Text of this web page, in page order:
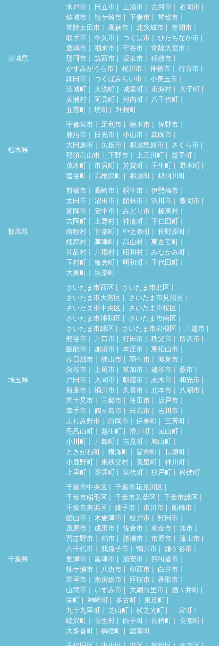
茨城県
水戸市 日立市 土浦市 古河市
石岡市
結城市
龍ケ崎市 下妻市
常総市
常陸太田市
高萩市 北茨城市
笠間市
取手市
牛久市 つくば市
ひたちなか市
鹿嶋市
潮来市 守谷市
常陸大宮市
那珂市
筑西市 坂東市
稲敷市
かすみがうら市
桜川市 神栖市
行方市
鉾田市
つくばみらい市
小美玉市
茨城町
大洗町 城里町 東海村
大子町
美浦村
阿見町 河内町
八千代町
五霞町
境町 利根町
栃木県
宇都宮市 足利市 栃木市
佐野市
鹿沼市
日光市 小山市
真岡市
大田原市
矢板市 那須塩原市
さくら市
那須烏山市
下野市 上三川町
益子町
茂木町
市貝町 芳賀町 壬生町
野木町
塩谷町
高根沢町 那須町 那珂川町
群馬県
前橋市 高崎市 桐生市
伊勢崎市
太田市
沼田市 館林市 渋川市
藤岡市
富岡市
安中市 みどり市
榛東村
吉岡町
上野村 神流町
下仁田町
南牧村
甘楽町 中之条町
長野原町
嬬恋村
草津町 高山村
東吾妻町
片品村
川場村 昭和村
みなかみ町
玉村町
板倉町 明和町
千代田町
大泉町
邑楽町
埼玉県
さいたま市西区
さいたま市北区
さいたま市大宮区
さいたま市見沼区
さいたま市中央区
さいたま市桜区
さいたま市浦和区
さいたま市南区
さいたま市緑区
さいたま市岩槻区
川越市
熊谷市
川口市 行田市 秩父市
所沢市
飯能市
加須市 本庄市
東松山市
春日部市
狭山市 羽生市
鴻巣市
深谷市
上尾市 草加市 越谷市
蕨市
戸田市
入間市 朝霞市 志木市
和光市
新座市
桶川市 久喜市 北本市
八潮市
富士見市
三郷市 蓮田市
坂戸市
幸手市
鶴ヶ島市 日高市
吉川市
ふじみ野市
白岡市 伊奈町
三芳町
毛呂山町
越生町 滑川町
嵐山町
小川町
川島町 吉見町
鳩山町
ときがわ町
横瀬町 皆野町
長瀞町
小鹿野町
東秩父村 美里町
神川町
上里町
寄居町 宮代町 杉戸町 松伏町
千葉県
千葉市中央区
千葉市花見川区
千葉市稲毛区
千葉市若葉区
千葉市緑区
千葉市美浜区
銚子市 市川市
船橋市
館山市
木更津市 松戸市
野田市
茂原市
成田市 佐倉市 東金市
旭市
習志野市
柏市 勝浦市 市原市
流山市
八千代市
我孫子市 鴨川市
鎌ケ谷市
君津市
富津市 浦安市
四街道市
袖ケ浦市
八街市 印西市
白井市
富里市
南房総市 匝瑳市
香取市
山武市
いすみ市 大網白里市
酒々井町
栄町
神崎町 多古町
東庄町
九十九里町
芝山町 横芝光町
一宮町
睦沢町
長生村 白子町 長柄町
長南町
大多喜町
御宿町
鋸南町